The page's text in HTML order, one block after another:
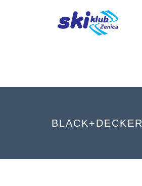
BLACK+DECKER